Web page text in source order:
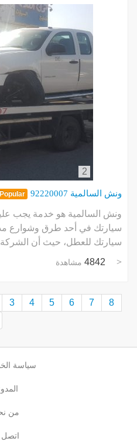
2
ونش السالمية 92220007 Popular
ونش السالمية هو خدمة يجب
سيارتك في أحد طرق وشوارع
سيارتك للعطل، حيث أن الشركة
4842 مشاهدة
3 4 5 6 7
8
سياسة
من
اتصل